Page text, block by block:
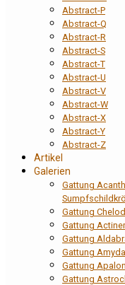
Abstract-P
Abstract-Q
Abstract-R
Abstract-S
Abstract-T
Abstract-U
Abstract-V
Abstract-W
Abstract-X
Abstract-Y
Abstract-Z
Artikel
Galerien
Gattung
Gattung
Gattung
Gattung
Gattung Amyda
Gattung
Gattung